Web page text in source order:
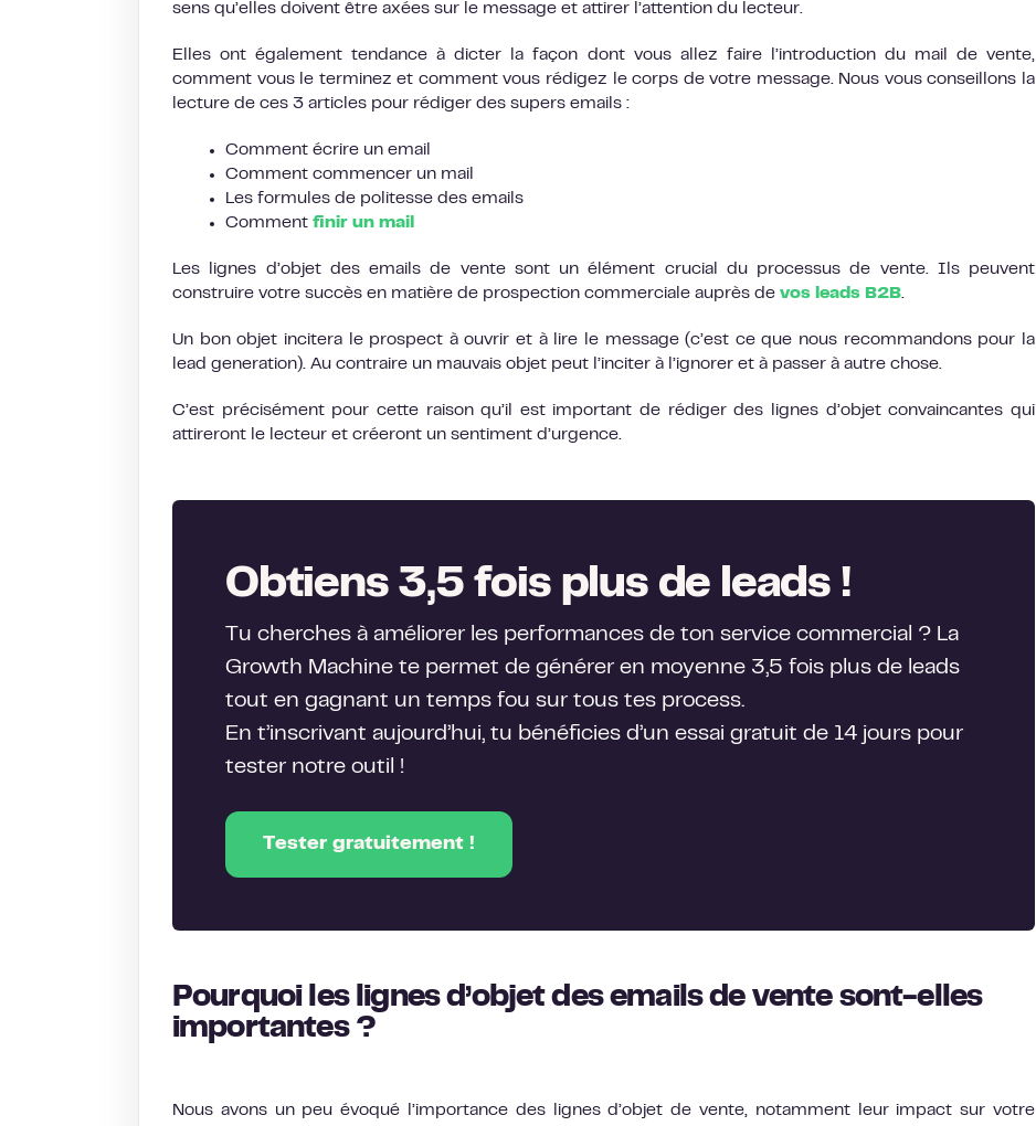
sens qu’elles doivent être axées sur le message et attirer l’attention du lecteur.
Elles ont également tendance à dicter la façon dont vous allez faire l’introduction du mail de vente,
comment vous le terminez et comment vous rédigez le corps de votre message. Nous vous conseillons la
lecture de ces 3 articles pour rédiger des supers emails :
Comment écrire un email
Comment commencer un mail
Les formules de politesse des emails
Comment finir un mail
Les lignes d’objet des emails de vente sont un élément crucial du processus de vente. Ils peuvent
construire votre succès en matière de prospection commerciale auprès de vos leads B2B.
Un bon objet incitera le prospect à ouvrir et à lire le message (c’est ce que nous recommandons pour la
lead generation). Au contraire un mauvais objet peut l’inciter à l’ignorer et à passer à autre chose.
C’est précisément pour cette raison qu’il est important de rédiger des lignes d’objet convaincantes qui
attireront le lecteur et créeront un sentiment d’urgence.
Obtiens 3,5 fois plus de leads !
Tu cherches à améliorer les performances de ton service commercial ? La
Growth Machine te permet de générer en moyenne 3,5 fois plus de leads
tout en gagnant un temps fou sur tous tes process.
En t’inscrivant aujourd’hui, tu bénéficies d’un essai gratuit de 14 jours pour
tester notre outil !
Tester gratuitement !
Pourquoi les lignes d’objet des emails de vente sont-elles
importantes ?
Nous avons un peu évoqué l’importance des lignes d’objet de vente, notamment leur impact sur votre